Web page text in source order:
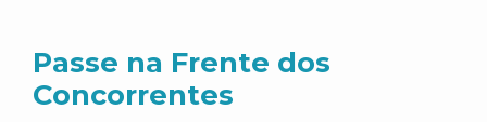
Passe na Frente dos
Concorrentes